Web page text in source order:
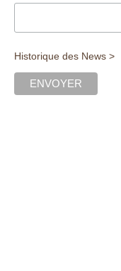
Historique des News >